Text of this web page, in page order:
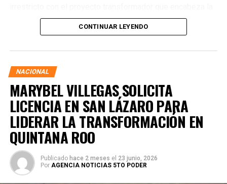
presidenta de la República, Claudia Sheinbaum Pardo,
asegurando que la consolidación del bienestar social
CONTINUAR LEYENDO
NACIONAL
MARYBEL VILLEGAS SOLICITA
LICENCIA EN SAN LÁZARO PARA
LIDERAR LA TRANSFORMACIÓN EN
QUINTANA ROO
Publicado hace 2 meses el 23 junio, 2026
Por AGENCIA NOTICIAS 5TO PODER